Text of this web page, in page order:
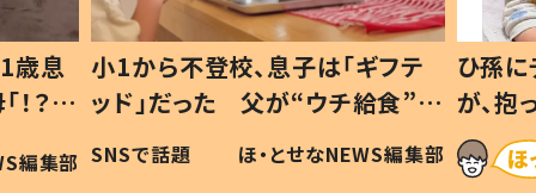
歳息
？」
編集部
小1から不登校、息子は「ギフテ
ッド」だった 父が“ウチ給食”を
作り続ける理由とは #令和の親
#令和の子
SNSで話題 ほ・とせなNEWS編集部
ひ孫
が、
「涙が
い」